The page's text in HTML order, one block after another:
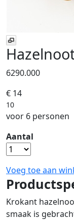
6290.000
€ 14
10
voor 6 personen
Aantal
Voeg toe aan
Krokant
smaak is